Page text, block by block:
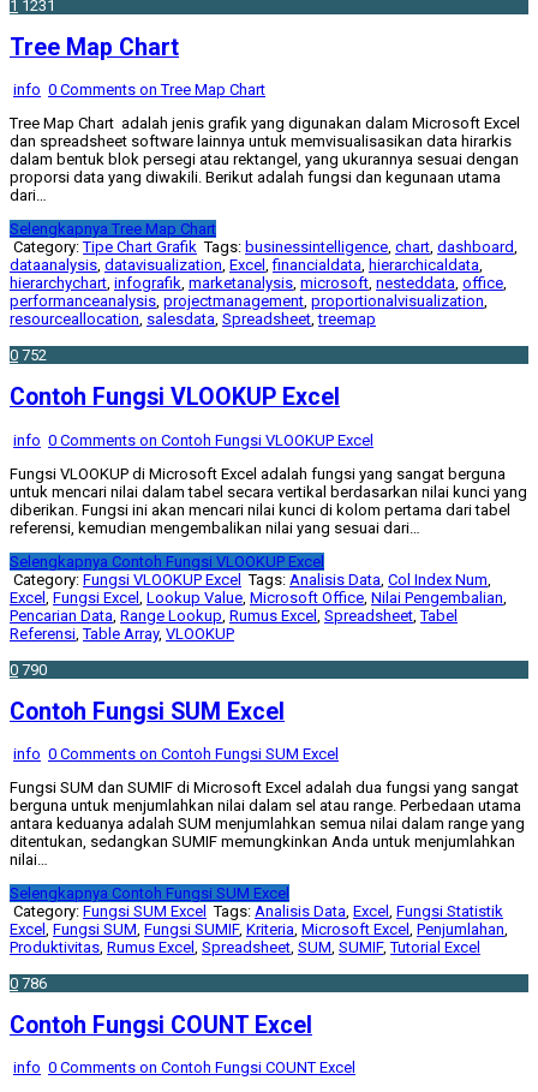
1 1231
Tree Map Chart
info 0 Comments on Tree Map Chart
Tree Map Chart adalah jenis grafik yang digunakan dalam Microsoft Excel
dan spreadsheet software lainnya untuk memvisualisasikan data hirarkis
dalam bentuk blok persegi atau rektangel, yang ukurannya sesuai dengan
proporsi data yang diwakili. Berikut adalah fungsi dan kegunaan utama
dari…
Selengkapnya Tree Map Chart
Category:Tipe Chart Grafik Tags: businessintelligence, chart, dashboard,
dataanalysis, datavisualization, Excel ,financialdata, hierarchicaldata,
hierarchychart, infografik, marketanalysis, microsoft, nesteddata, office,
performanceanalysis, projectmanagement, proportionalvisualization,
resourceallocation, salesdata, Spreadsheet,treemap
0 752
Contoh Fungsi VLOOKUP Excel
info 0 Comments on Contoh Fungsi VLOOKUP Excel
Fungsi VLOOKUP di Microsoft Excel adalah fungsi yang sangat berguna
untuk mencari nilai dalam tabel secara vertikal berdasarkan nilai kunci yang
diberikan. Fungsi ini akan mencari nilai kunci di kolom pertama dari tabel
referensi, kemudian mengembalikan nilai yang sesuai dari…
Selengkapnya Contoh Fungsi VLOOKUP Excel
Category: Fungsi VLOOKUP Excel Tags: Analisis Data Col Index Num
Excel Fungsi Excel Lookup Value Microsoft Office Nilai Pengembalian
Pencarian Data Range Lookup Rumus Excel Spreadsheet ,Tabel
Referensi ,Table Array, VLOOKUP
0 790
Contoh Fungsi SUM Excel
info 0 Comments on Contoh Fungsi SUM Excel
Fungsi SUM dan SUMIF di Microsoft Excel adalah dua fungsi yang sangat
berguna untuk menjumlahkan nilai dalam sel atau range. Perbedaan utama
antara keduanya adalah SUM menjumlahkan semua nilai dalam range yang
ditentukan, sedangkan SUMIF memungkinkan Anda untuk menjumlahkan
nilai…
Selengkapnya Contoh Fungsi SUM Excel
Category: Fungsi SUM Excel Tags: Analisis Data Excel Fungsi Statistik
Excel Fungsi SUM Fungsi SUMIF, Kriteria Microsoft Excel Penjumlahan
Produktivitas Rumus Excel Spreadsheet SUM SUMIF,Tutorial Excel
0 786
Contoh Fungsi COUNT Excel
info 0 Comments on Contoh Fungsi COUNT Excel